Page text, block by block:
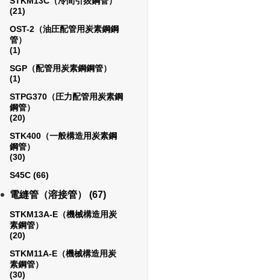
(21)
OST-2（油圧配管用炭素鋼鋼
管）
(1)
SGP（配管用炭素鋼鋼管）
(1)
STPG370（圧力配管用炭素鋼
鋼管）
(20)
STK400（一般構造用炭素鋼
鋼管）
(30)
S45C (66)
電縫管（溶接管） (67)
STKM13A-E（機械構造用炭
素鋼管）
(20)
STKM11A-E（機械構造用炭
素鋼管）
(30)